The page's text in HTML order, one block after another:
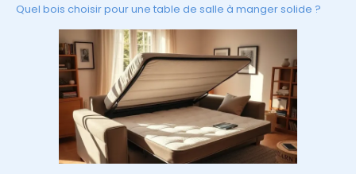
Quel bois choisir pour une table de salle à manger solide ?